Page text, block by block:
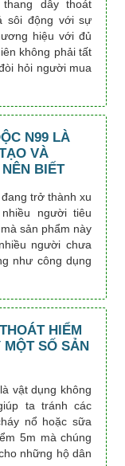
dây thoát
sôi động với sự
hiệu với đủ
không phải tất
hỏi người mua
N99 LÀ
VÀ
BIẾT
trở thành xu
người tiêu
sản phẩm này
người chưa
như công dụng
HIỂM
SỐ SẢN
vật dụng không
ta tránh các
nổ hoặc sữa
5m mà chúng
những hộ dân